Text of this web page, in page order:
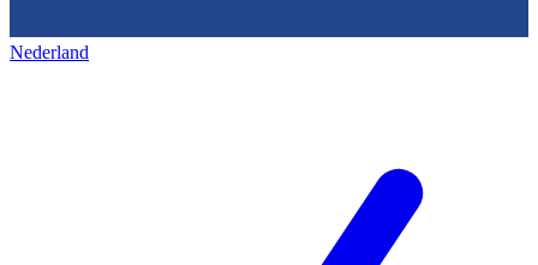
Nederland